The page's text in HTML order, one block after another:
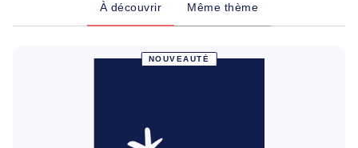
À découvrir Même thème
NOUVEAUTÉ